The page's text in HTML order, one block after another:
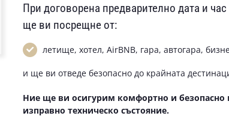
При договорена предварително дата и
ще ви посрещне от:
летище, хотел, AirBNB, гара, автогара,
и ще ви отведе безопасно до крайната
Ние ще ви осигурим комфортно и
изправно техническо състояние.